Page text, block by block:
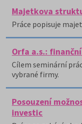
Majetkova
Práce popisuje
Orfa a.s.:
Cílem seminární
vybrané firmy.
Posouzení
investic